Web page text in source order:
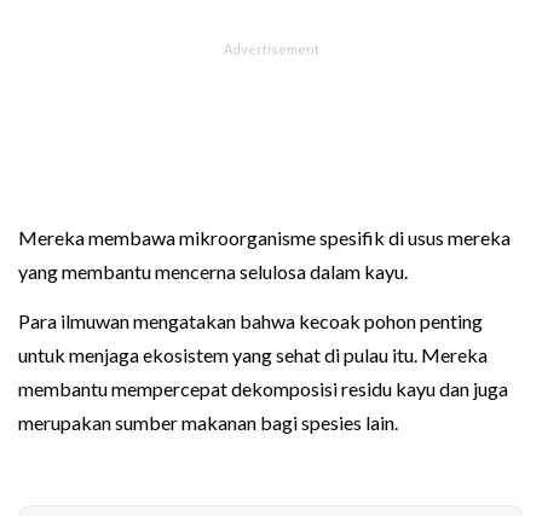
Mereka membawa mikroorganisme spesifik di usus mereka
yang membantu mencerna selulosa dalam kayu.
Para ilmuwan mengatakan bahwa kecoak pohon penting
untuk menjaga ekosistem yang sehat di pulau itu. Mereka
membantu mempercepat dekomposisi residu kayu dan juga
merupakan sumber makanan bagi spesies lain.